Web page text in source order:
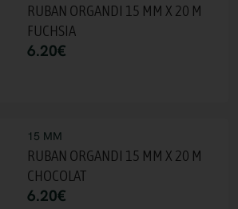
RUBAN ORGANDI 15 MM X 20 M
FUCHSIA
6.20€
15 MM
RUBAN ORGANDI 15 MM X 20 M
CHOCOLAT
6.20€